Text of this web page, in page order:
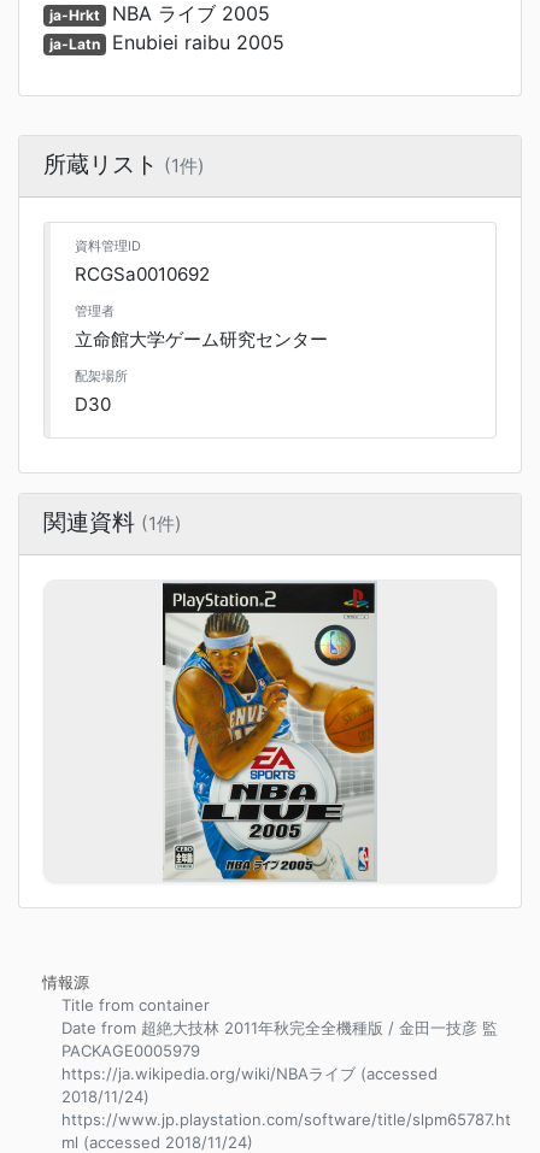
ja-Hrkt NBA ライブ 2005
ja-Latn Enubiei raibu 2005
所蔵リスト (1件)
資料管理ID
RCGSa0010692
管理者
立命館大学ゲーム研究センター
配架場所
D30
関連資料 (1件)
情報源
Title from container
Date from 超絶大技林 2011年秋完全全機種版 / 金田一技彦 監
PACKAGE0005979
https://ja.wikipedia.org/wiki/NBAライブ (accessed
2018/11/24)
https://www.jp.playstation.com/software/title/slpm65787.ht
ml (accessed 2018/11/24)